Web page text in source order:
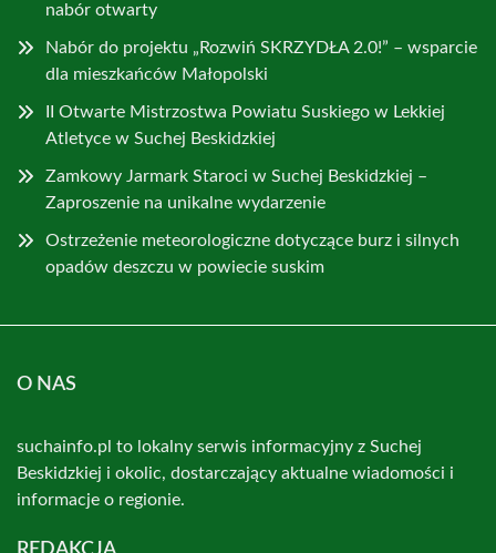
nabór otwarty
Nabór do projektu „Rozwiń SKRZYDŁA 2.0!” – wsparcie
dla mieszkańców Małopolski
II Otwarte Mistrzostwa Powiatu Suskiego w Lekkiej
Atletyce w Suchej Beskidzkiej
Zamkowy Jarmark Staroci w Suchej Beskidzkiej –
Zaproszenie na unikalne wydarzenie
Ostrzeżenie meteorologiczne dotyczące burz i silnych
opadów deszczu w powiecie suskim
O NAS
suchainfo.pl to lokalny serwis informacyjny z Suchej
Beskidzkiej i okolic, dostarczający aktualne wiadomości i
informacje o regionie.